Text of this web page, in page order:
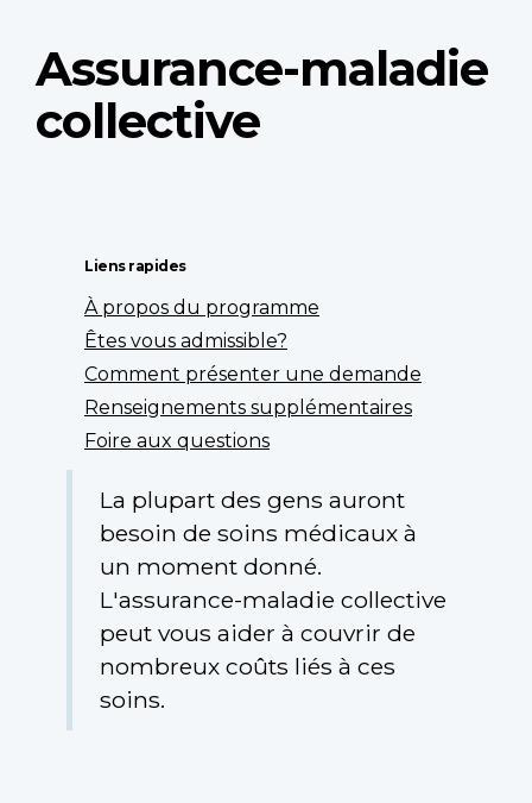
Assurance-maladie
collective
Liens rapides
À propos du programme
Êtes vous admissible?
Comment présenter une demande
Renseignements supplémentaires
Foire aux questions
La plupart des gens auront
besoin de soins médicaux à
un moment donné.
L'assurance-maladie collective
peut vous aider à couvrir de
nombreux coûts liés à ces
soins.